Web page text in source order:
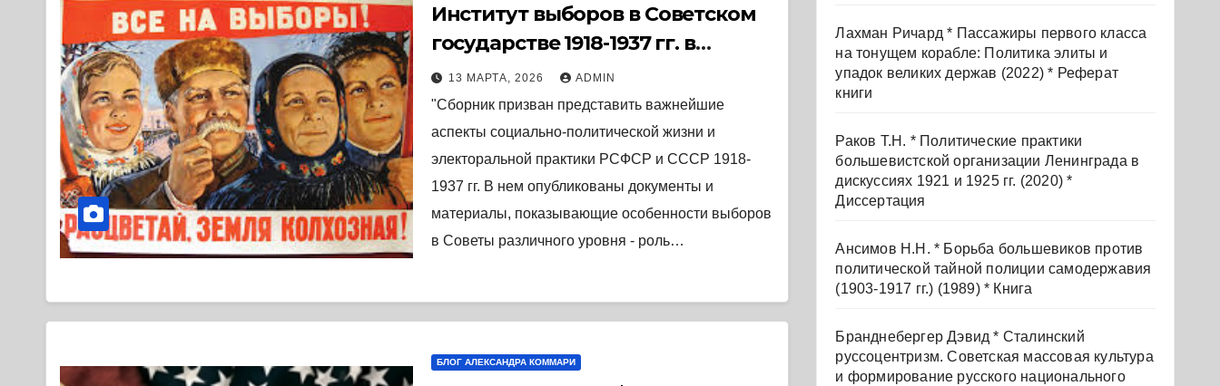
Институт выборов в Советском
государстве 1918-1937 гг. в
документах, материалах и
восприятии современников
(2010) * Книга
13 МАРТА, 2026 ADMIN
"Сборник призван представить важнейшие
аспекты социально-политической жизни и
электоральной практики РСФСР и СССР 1918-
1937 гг. В нем опубликованы документы и
материалы, показывающие особенности выборов
в Советы различного уровня - роль…
БЛОГ АЛЕКСАНДРА КОММАРИ
Лахман Ричард * Пассажиры первого класса
на тонущем корабле: Политика элиты и
упадок великих держав (2022) * Реферат
книги
Раков Т.Н. * Политические практики
большевистской организации Ленинграда в
дискуссиях 1921 и 1925 гг. (2020) *
Диссертация
Ансимов Н.Н. * Борьба большевиков против
политической тайной полиции самодержавия
(1903-1917 гг.) (1989) * Книга
Бранднебергер Дэвид * Сталинский
руссоцентризм. Советская массовая культура
и формирование русского национального